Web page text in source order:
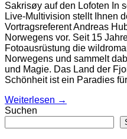
Sakrisøy auf den Lofoten In
Live-Multivision stellt Ihnen
Vortragsreferent Andreas
Norwegens vor. Seit 15
Fotoausrüstung die
Norwegens und sammelt
und Magie. Das Land der
Schönheit ist ein Paradies
Weiterlesen →
Suchen